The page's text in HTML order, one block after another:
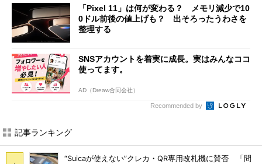
「Pixel 11」は何が変わる？ メモリ減少で10
0ドル前後の値上げも？ 出そろったうわさを
整理する
SNSアカウントを着実に成長。実はみんなココ
使ってます。
AD（Dreaw合同会社）
Recommended by
記事ランキング
“Suicaが使えない”クレカ・QR専用改札機に賛否 「問